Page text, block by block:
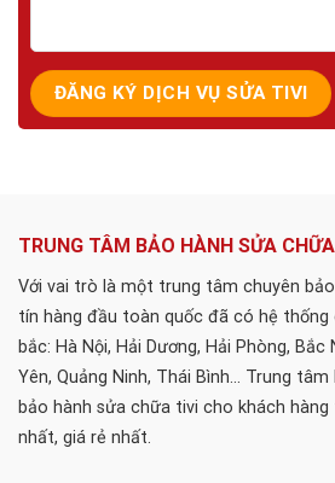
TRUNG TÂM BẢO HÀNH SỬA
Với vai trò là một trung tâm chuyên
tín hàng đầu toàn quốc đã có hệ thống
bắc: Hà Nội, Hải Dương, Hải Phòng, Bắc
Yên, Quảng Ninh, Thái Bình... Trung
bảo hành sửa chữa tivi cho khách
nhất, giá rẻ nhất.